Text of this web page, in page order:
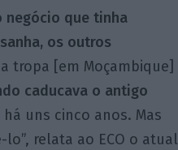
negócio que tinha
os outros
tropa [em Moçambique]
caducava o antigo
uns cinco anos. Mas
relata ao ECO o atual